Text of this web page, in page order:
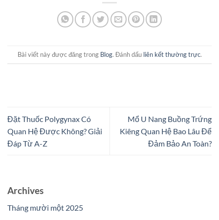
Bài viết này được đăng trong Blog. Đánh dấu liên kết thường trực.
Đặt Thuốc Polygynax Có
Quan Hệ Được Không? Giải
Đáp Từ A-Z
Mổ U Nang Buồng Trứng
Kiêng Quan Hệ Bao Lâu Để
Đảm Bảo An Toàn?
Archives
Tháng mười một 2025